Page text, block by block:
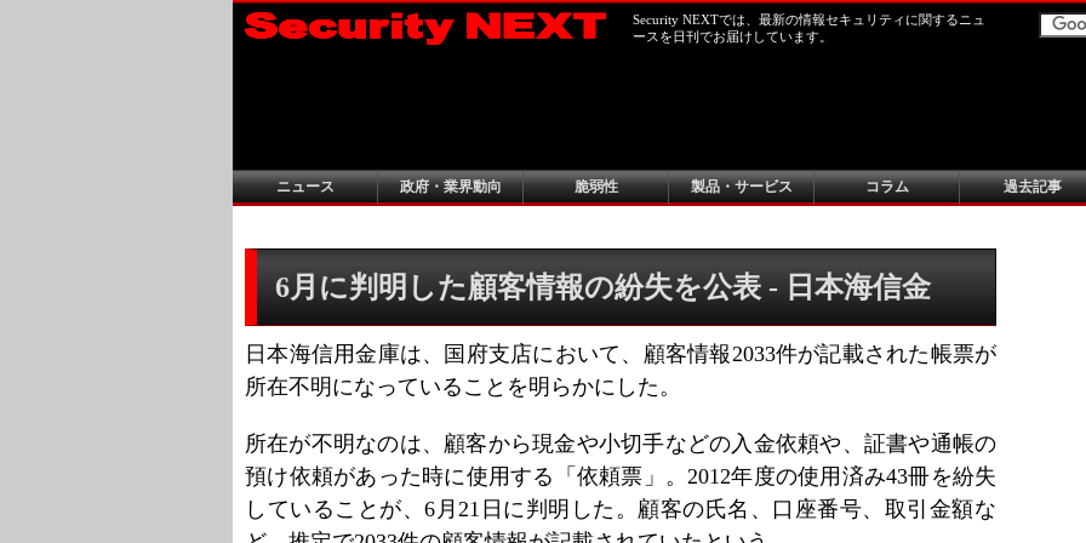
Security NEXTでは、最新の情報セキュリティに関するニュ
ースを日刊でお届けしています。
ニュース 政府・業界動向 脆弱性 製品・サービス コラム 過去記事
6月に判明した顧客情報の紛失を公表 - 日本海信金
日本海信用金庫は、国府支店において、顧客情報2033件が記載された帳票が
所在不明になっていることを明らかにした。
所在が不明なのは、顧客から現金や小切手などの入金依頼や、証書や通帳の
預け依頼があった時に使用する「依頼票」。2012年度の使用済み43冊を紛失
していることが、6月21日に判明した。顧客の氏名、口座番号、取引金額な